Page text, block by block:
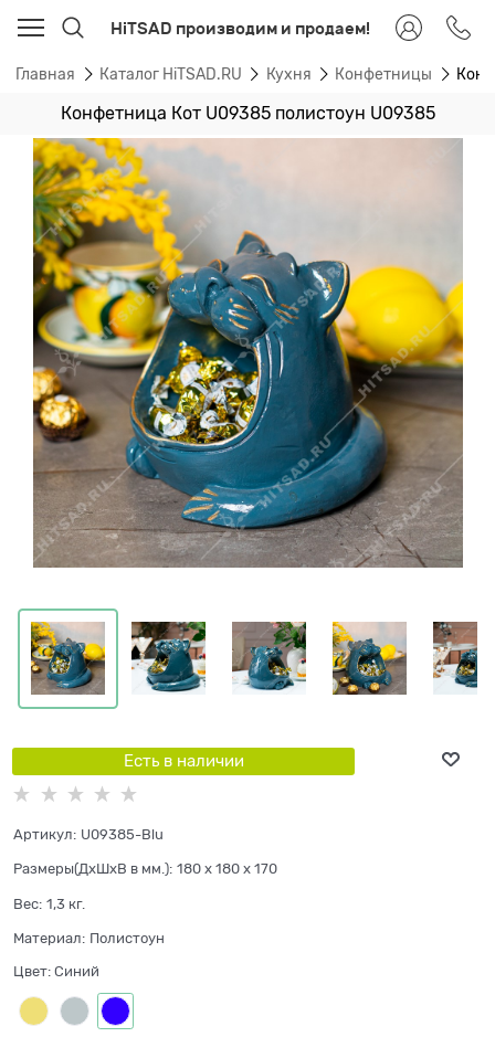
HiTSAD производим и продаем!
Главная Каталог HiTSAD.RU Кухня Конфетницы
Конфетница Кот U09385 полистоун U09385
Есть в наличии
Артикул: U09385-Blu
Размеры(ДхШхВ в мм.): 180 x 180 x 170
Вес: 1,3 кг.
Материал: Полистоун
Цвет: Синий